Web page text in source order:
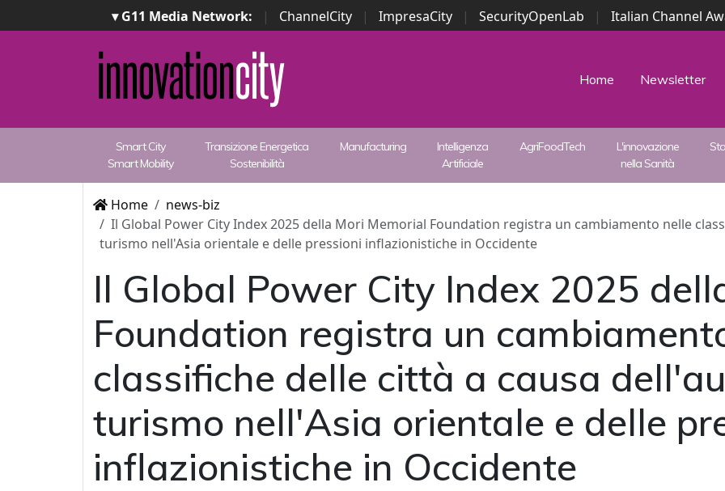
▾ G11 Media Network: | ChannelCity | ImpresaCity | SecurityOpenLab | Italian Channel
Security Awards | ...
Home Newsletter
Smart City
Smart Mobility
Transizione Energetica
Sostenibilità
Manufacturing
Intelligenza
Artificiale
AgriFoodTech
L'innovazione
nella Sanità
Home
news-biz
Il Global Power City Index 2025 della Mori Memorial Foundation registra un cambiamento nelle
turismo nell'Asia orientale e delle pressioni inflazionistiche in Occidente
Il Global Power City Index 2025
Foundation registra un
classifiche delle città a causa
turismo nell'Asia orientale e delle
inflazionistiche in Occidente